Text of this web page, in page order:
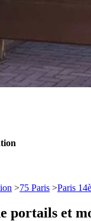
>75 Paris >Paris
portails et